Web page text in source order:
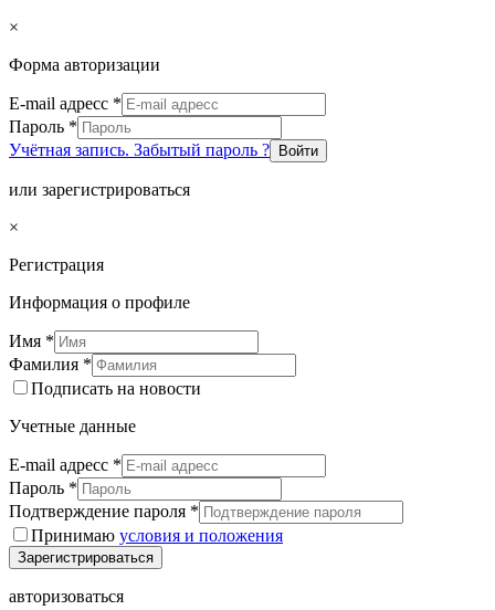
×
Форма авторизации
E-mail адресс *
Пароль *
Учётная запись. Забытый пароль ?
Войти
или зарегистрироваться
×
Регистрация
Информация о профиле
Имя *
Фамилия *
Подписать на новости
Учетные данные
E-mail адресс *
Пароль *
Подтверждение пароля *
Принимаю условия и положения
Зарегистрироваться
авторизоваться